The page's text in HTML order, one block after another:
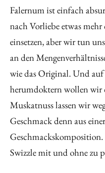
Falernum ist einfach
nach Vorliebe etwas
einsetzen, aber wir tun
an den
wie das Original. Und
herumdoktern wollen
Muskatnuss lassen wir
Geschmack denn aus
Swizzle mit und ohne zu